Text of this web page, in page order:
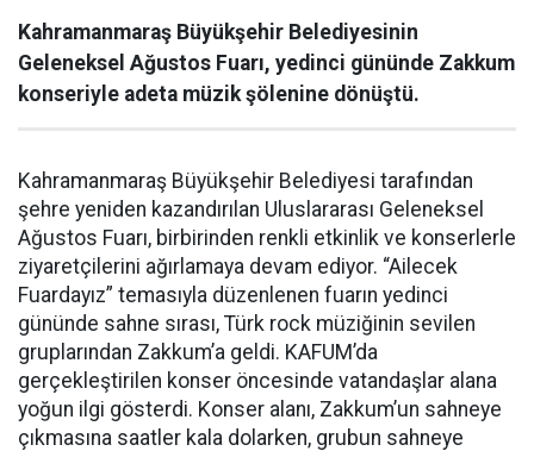
Kahramanmaraş Büyükşehir Belediyesinin
Geleneksel Ağustos Fuarı, yedinci gününde Zakkum
konseriyle adeta müzik şölenine dönüştü.
Kahramanmaraş Büyükşehir Belediyesi tarafından
şehre yeniden kazandırılan Uluslararası Geleneksel
Ağustos Fuarı, birbirinden renkli etkinlik ve konserlerle
ziyaretçilerini ağırlamaya devam ediyor. “Ailecek
Fuardayız” temasıyla düzenlenen fuarın yedinci
gününde sahne sırası, Türk rock müziğinin sevilen
gruplarından Zakkum’a geldi. KAFUM’da
gerçekleştirilen konser öncesinde vatandaşlar alana
yoğun ilgi gösterdi. Konser alanı, Zakkum’un sahneye
çıkmasına saatler kala dolarken, grubun sahneye